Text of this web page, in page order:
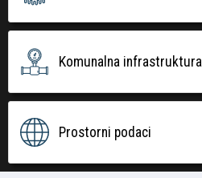
Komunalna infrastruktura
Prostorni podaci